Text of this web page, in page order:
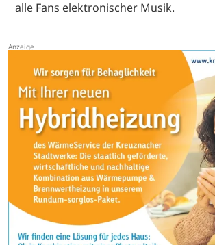
alle Fans elektronischer Musik.